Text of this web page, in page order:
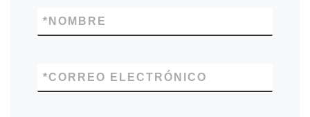
NOMBRE
*
CORREO ELECTRÓNICO
*